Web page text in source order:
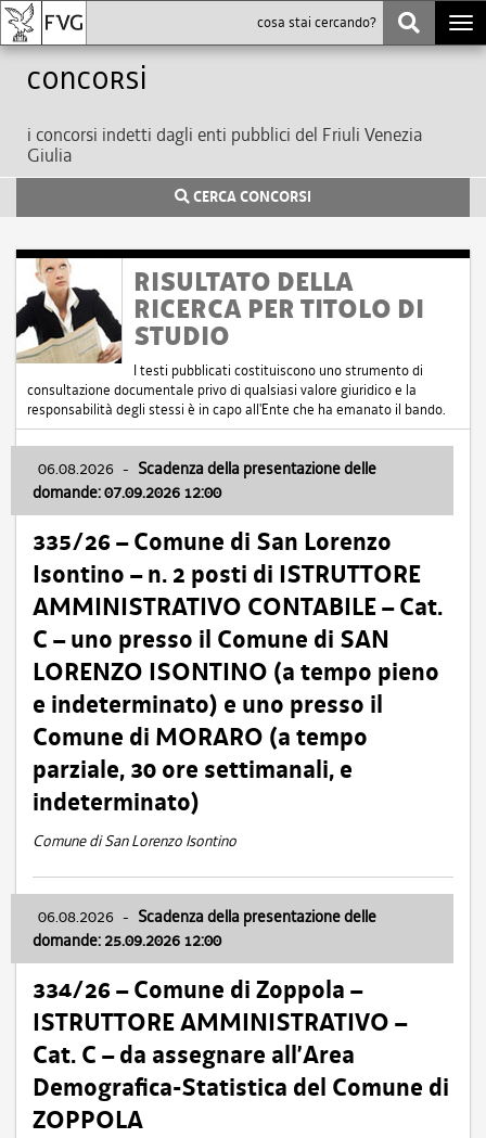
Concorsi
i concorsi indetti dagli enti pubblici del Friuli Venezia
Giulia
CERCA CONCORSI
RISULTATO DELLA
RICERCA PER TITOLO DI
STUDIO
I testi pubblicati costituiscono uno strumento di
consultazione documentale privo di qualsiasi valore giuridico e la
responsabilità degli stessi è in capo all'Ente che ha emanato il bando.
06.08.2026 - Scadenza della presentazione delle
domande: 07.09.2026 12:00
335/26 – Comune di San Lorenzo
Isontino – n. 2 posti di ISTRUTTORE
AMMINISTRATIVO CONTABILE – Cat.
C – uno presso il Comune di SAN
LORENZO ISONTINO (a tempo pieno
e indeterminato) e uno presso il
Comune di MORARO (a tempo
parziale, 30 ore settimanali, e
indeterminato)
Comune di San Lorenzo Isontino
06.08.2026 - Scadenza della presentazione delle
domande: 25.09.2026 12:00
334/26 – Comune di Zoppola –
ISTRUTTORE AMMINISTRATIVO –
Cat. C – da assegnare all’Area
Demografica-Statistica del Comune di
ZOPPOLA